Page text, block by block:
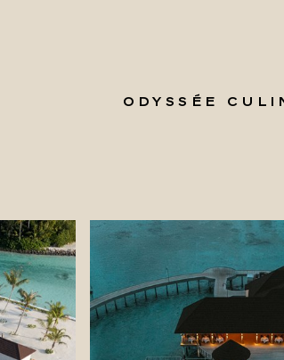
ODYSSÉE